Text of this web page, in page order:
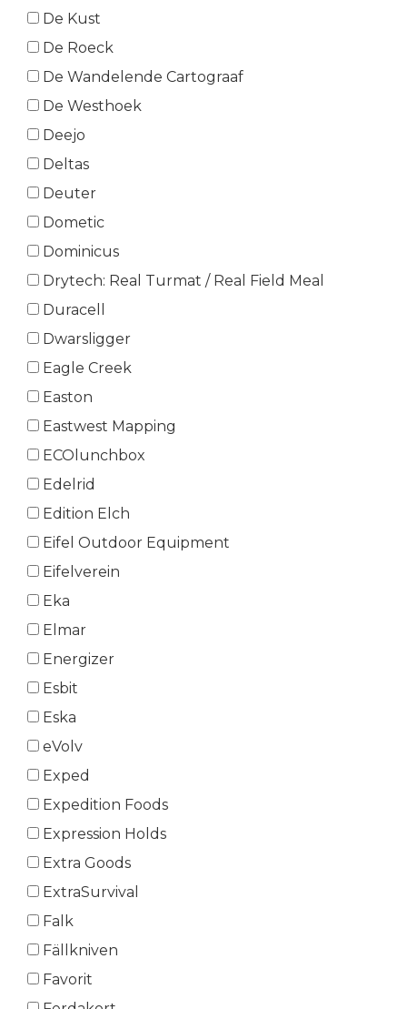
De Kust
De Roeck
De Wandelende Cartograaf
De Westhoek
Deejo
Deltas
Deuter
Dometic
Dominicus
Drytech: Real Turmat / Real Field Meal
Duracell
Dwarsligger
Eagle Creek
Easton
Eastwest Mapping
ECOlunchbox
Edelrid
Edition Elch
Eifel Outdoor Equipment
Eifelverein
Eka
Elmar
Energizer
Esbit
Eska
eVolv
Exped
Expedition Foods
Expression Holds
Extra Goods
ExtraSurvival
Falk
Fällkniven
Favorit